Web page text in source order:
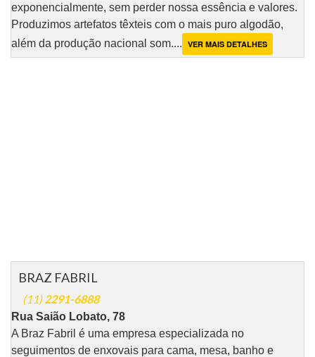
exponencialmente, sem perder nossa essência e valores.
Produzimos artefatos têxteis com o mais puro algodão,
além da produção nacional som.... VER MAIS DETALHES
BRAZ FABRIL
(11) 2291-6888
Rua Saião Lobato, 78
A Braz Fabril é uma empresa especializada no
seguimentos de enxovais para cama, mesa, banho e